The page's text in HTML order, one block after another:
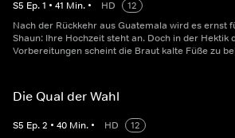
S5 Ep.1 • 41 Min. • HD
12
Nach der Rückkehr aus Guatemala wird es ernst
Shaun: Ihre Hochzeit steht an. Doch in der Hektik
Vorbereitungen scheint die Braut kalte Füße zu
Die Qual der Wahl
S5 Ep.2 • 40 Min. • HD
12